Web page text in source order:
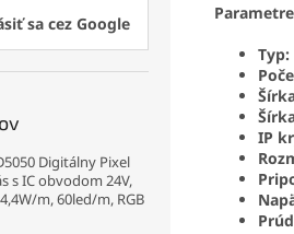
sa cez Google
Digitálny Pixel
s IC obvodom 24V,
m, 60led/m, RGB
Typ:
IP